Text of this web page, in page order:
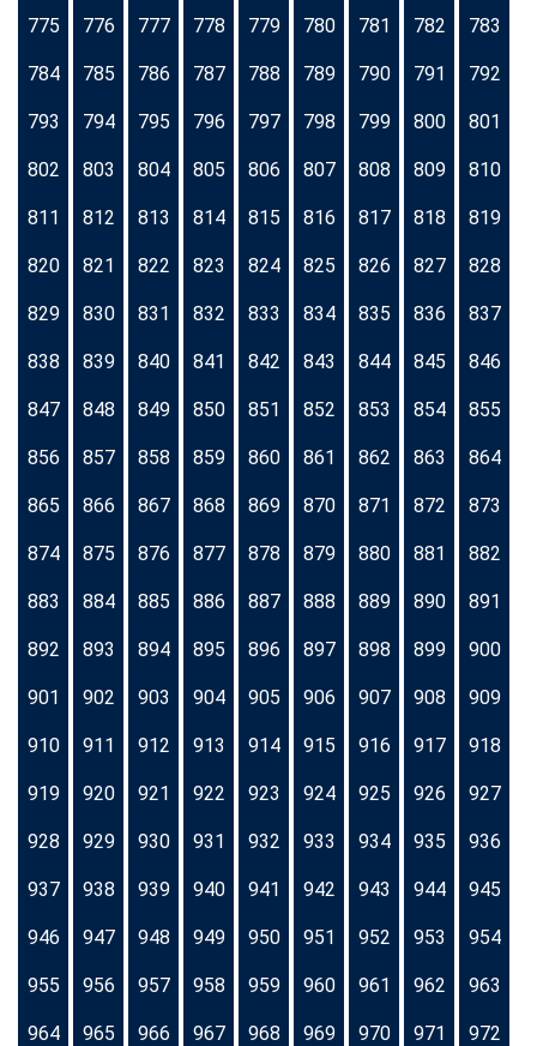
775 776 777 778 779 780 781 782 783
784 785 786 787 788 789 790 791 792
793 794 795 796 797 798 799 800 801
802 803 804 805 806 807 808 809 810
811 812 813 814 815 816 817 818 819
820 821 822 823 824 825 826 827 828
829 830 831 832 833 834 835 836 837
838 839 840 841 842 843 844 845 846
847 848 849 850 851 852 853 854 855
856 857 858 859 860 861 862 863 864
865 866 867 868 869 870 871 872 873
874 875 876 877 878 879 880 881 882
883 884 885 886 887 888 889 890 891
892 893 894 895 896 897 898 899 900
901 902 903 904 905 906 907 908 909
910 911 912 913 914 915 916 917 918
919 920 921 922 923 924 925 926 927
928 929 930 931 932 933 934 935 936
937 938 939 940 941 942 943 944 945
946 947 948 949 950 951 952 953 954
955 956 957 958 959 960 961 962 963
964 965 966 967 968 969 970 971 972